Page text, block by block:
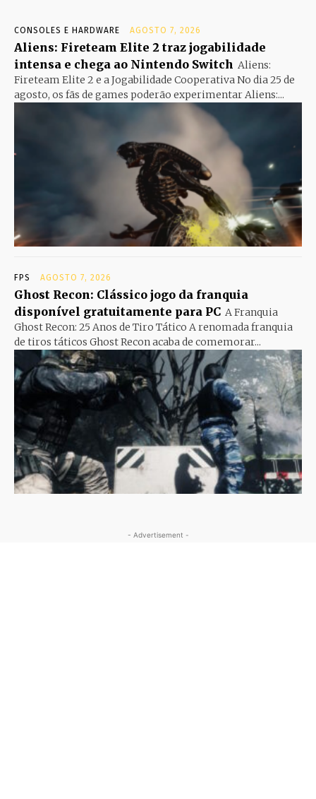
CONSOLES E HARDWARE AGOSTO 7, 2026
Aliens: Fireteam Elite 2 traz jogabilidade
intensa e chega ao Nintendo Switch Aliens:
Fireteam Elite 2 e a Jogabilidade Cooperativa No dia 25 de
agosto, os fãs de games poderão experimentar Aliens:...
FPS AGOSTO 7, 2026
Ghost Recon: Clássico jogo da franquia
disponível gratuitamente para PC A Franquia
Ghost Recon: 25 Anos de Tiro Tático A renomada franquia
de tiros táticos Ghost Recon acaba de comemorar...
- Advertisement -